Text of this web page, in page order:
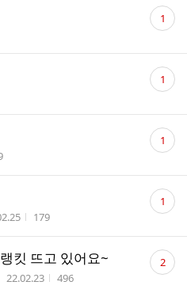
댓
글 1
댓
글 1
수
댓
글 1
간 조회수
179
댓
글 1
킷 뜨고 있어요~
작성시간
22.02.23 조회수
496
댓
글 2